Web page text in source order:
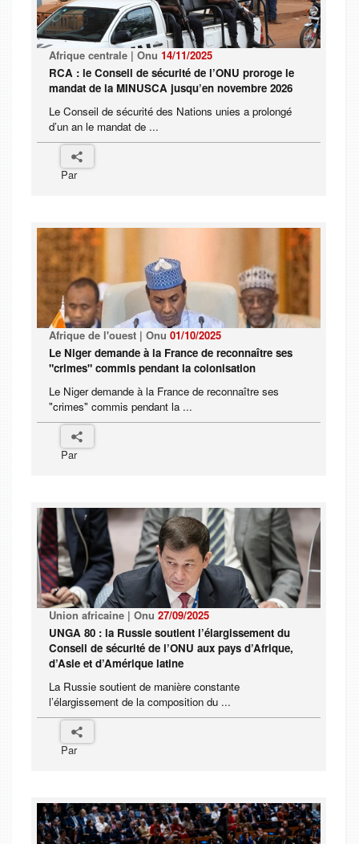
Afrique centrale | Onu 14/11/2025
RCA : le Conseil de sécurité de l’ONU proroge le
mandat de la MINUSCA jusqu’en novembre 2026
Le Conseil de sécurité des Nations unies a prolongé
d’un an le mandat de ...
Par
Afrique de l'ouest | Onu 01/10/2025
Le Niger demande à la France de reconnaître ses
"crimes" commis pendant la colonisation
Le Niger demande à la France de reconnaître ses
"crimes" commis pendant la ...
Par
Union africaine | Onu 27/09/2025
UNGA 80 : la Russie soutient l’élargissement du
Conseil de sécurité de l’ONU aux pays d’Afrique,
d’Asie et d’Amérique latine
La Russie soutient de manière constante
l’élargissement de la composition du ...
Par